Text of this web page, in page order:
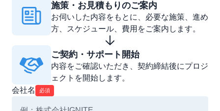
施策・お見積もりのご案内
お伺いした内容をもとに、必要な施策、進め
方、スケジュール、費用をご案内します。
ご契約・サポート開始
内容をご確認いただき、契約締結後にプロジ
ェクトを開始します。
会社名
必須